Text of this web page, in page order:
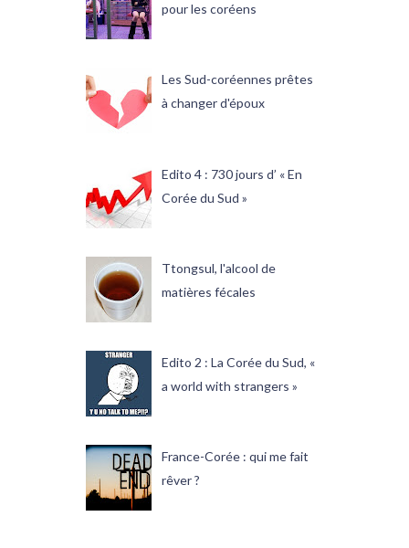
pour les coréens
Les Sud-coréennes prêtes
à changer d'époux
Edito 4 : 730 jours d’ « En
Corée du Sud »
Ttongsul, l'alcool de
matières fécales
Edito 2 : La Corée du Sud, «
a world with strangers »
France-Corée : qui me fait
rêver ?